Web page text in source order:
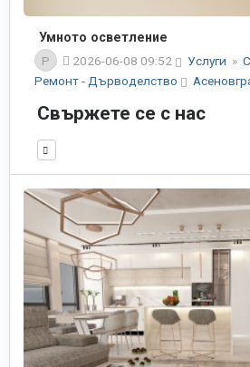
Умното осветление
P
2026-06-08 09:52 Услуги »
Ремонт - Дърводелство
Свържете се с нас